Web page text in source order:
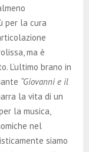
per la cura
ma è
L’ultimo brano in
“Giovanni e il
la vita di un
la musica,
nel
siamo